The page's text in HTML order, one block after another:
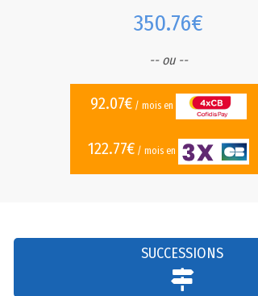
350.76€
-- ou --
92.07€/ mois en
122.77€/ mois en
SUCCESSIONS